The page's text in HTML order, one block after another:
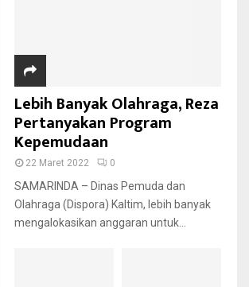
Lebih Banyak Olahraga, Reza
Pertanyakan Program
Kepemudaan
22 Maret 2022 0
SAMARINDA – Dinas Pemuda dan
Olahraga (Dispora) Kaltim, lebih banyak
mengalokasikan anggaran untuk...